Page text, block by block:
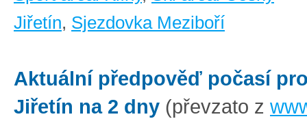
Jiřetín, Sjezdovka Meziboří
Aktuální předpověď počasí
Jiřetín na 2 dny (převzato z